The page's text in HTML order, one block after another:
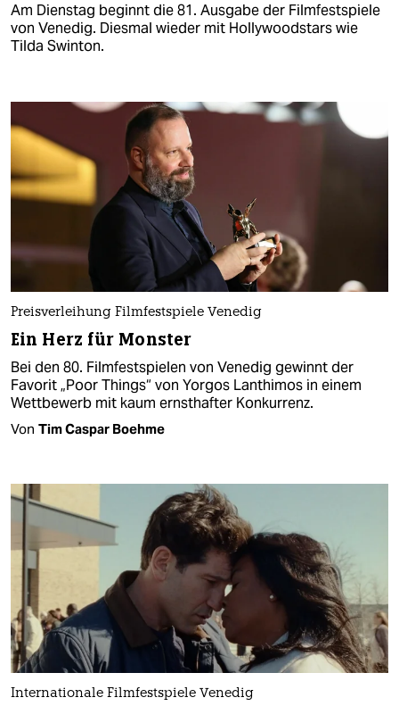
Am Dienstag beginnt die 81. Ausgabe der Filmfestspiele
von Venedig. Diesmal wieder mit Hollywoodstars wie
Tilda Swinton.
Preisverleihung Filmfestspiele Venedig
Ein Herz für Monster
Bei den 80. Filmfestspielen von Venedig gewinnt der
Favorit „Poor Things“ von Yorgos Lanthimos in einem
Wettbewerb mit kaum ernsthafter Konkurrenz.
Von Tim Caspar Boehme
Internationale Filmfestspiele Venedig